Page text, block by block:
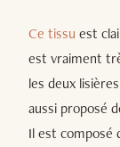
Ce tissu est
est vraiment
les deux
aussi proposé
Il est composé